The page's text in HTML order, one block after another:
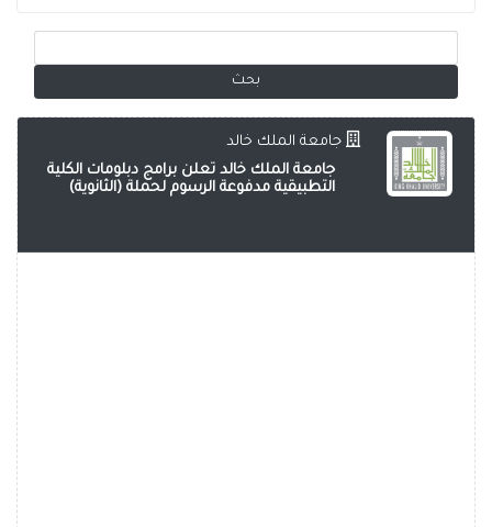
جامعة الملك خالد
جامعة الملك خالد تعلن برامج دبلومات الكلية
التطبيقية مدفوعة الرسوم لحملة (الثانوية)